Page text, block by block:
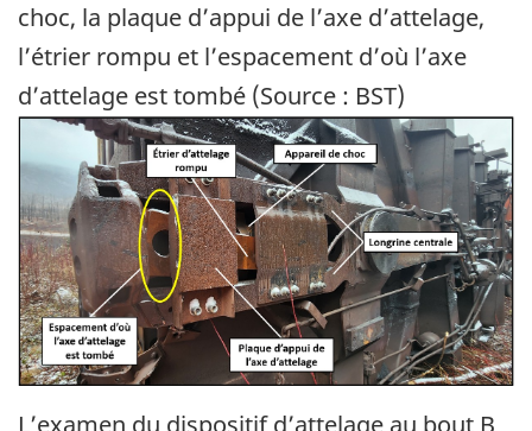
choc, la plaque d’appui de l’axe d’attelage,
l’étrier rompu et l’espacement d’où l’axe
d’attelage est tombé (Source : BST)
Image